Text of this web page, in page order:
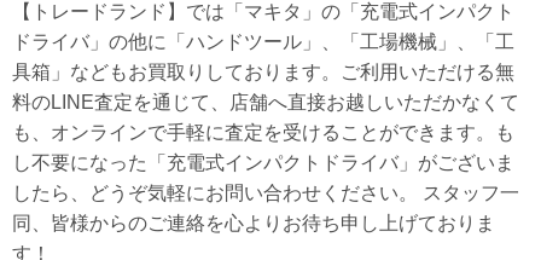
【トレードランド】では「マキタ」の「充電式インパクト
ドライバ」の他に「ハンドツール」、「工場機械」、「工
具箱」などもお買取りしております。ご利用いただける無
料のLINE査定を通じて、店舗へ直接お越しいただかなくて
も、オンラインで手軽に査定を受けることができます。も
し不要になった「充電式インパクトドライバ」がございま
したら、どうぞ気軽にお問い合わせください。 スタッフ一
同、皆様からのご連絡を心よりお待ち申し上げておりま
す！